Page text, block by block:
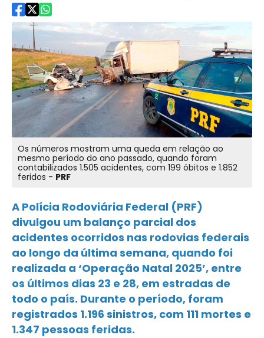
Os números mostram uma queda em relação ao
mesmo período do ano passado, quando foram
contabilizados 1.505 acidentes, com 199 óbitos e 1.852
feridos - PRF
A Polícia Rodoviária Federal (PRF)
divulgou um balanço parcial dos
acidentes ocorridos nas rodovias federais
ao longo da última semana, quando foi
realizada a ‘Operação Natal 2025’, entre
os últimos dias 23 e 28, em estradas de
todo o país. Durante o período, foram
registrados 1.196 sinistros, com 111 mortes e
1.347 pessoas feridas.